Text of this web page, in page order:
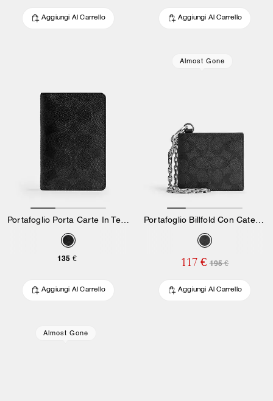
Aggiungi Al Carrello Aggiungi Al Carrello
Portafoglio Porta Carte In Tela Signature
135 €
Aggiungi Al Carrello
Almost Gone
Portafoglio Billfold Con Catena In Tela Signature
117 € 195 €
Aggiungi Al Carrello
Almost Gone